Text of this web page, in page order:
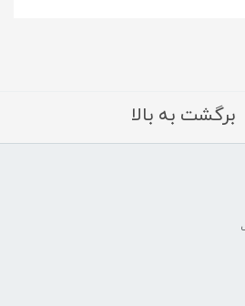
برگشت به بالا